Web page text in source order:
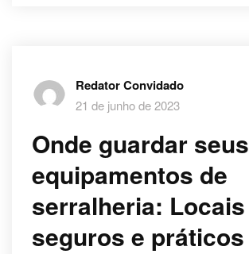
Redator Convidado
21 de junho de 2023
Onde guardar seus
equipamentos de
serralheria: Locais
seguros e práticos